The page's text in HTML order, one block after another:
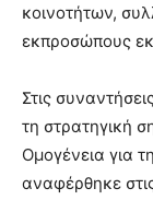
κοινοτήτων,
εκπροσώπους
Στις
τη στρατηγική
Ομογένεια για
αναφέρθηκε